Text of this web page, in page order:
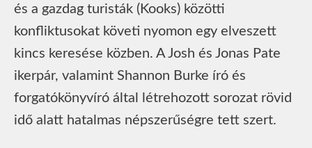
és a gazdag turisták (Kooks) közötti
konfliktusokat követi nyomon egy elveszett
kincs keresése közben. A Josh és Jonas Pate
ikerpár, valamint Shannon Burke író és
forgatókönyvíró által létrehozott sorozat rövid
idő alatt hatalmas népszerűségre tett szert.